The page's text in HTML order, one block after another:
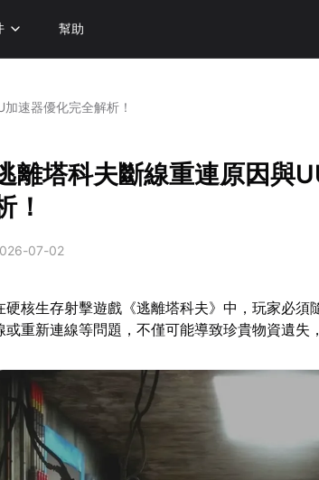
幫助
速器優化完全解析！
離塔科夫斷線重連原因與
！
07-02
硬核生存射擊遊戲《逃離塔科夫》中，玩家必
或重新連線等問題，不僅可能導致珍貴物資遺